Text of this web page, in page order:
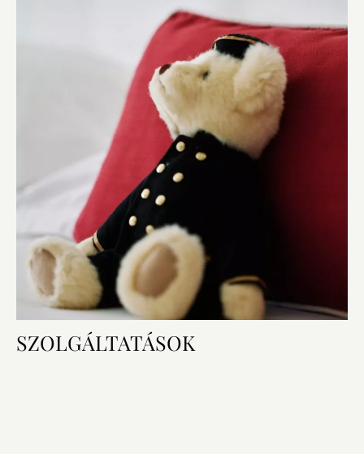
SZOLGÁLTATÁSOK